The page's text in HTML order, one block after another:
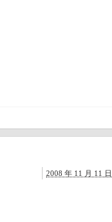
2008 年 11 月 11 日